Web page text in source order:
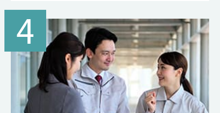
4